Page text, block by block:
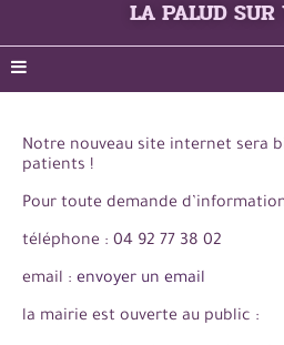
LA PALUD SUR
Notre nouveau site internet sera
patients !
Pour toute demande
téléphone : 04 92 77 38 02
email : envoyer un email
la mairie est ouverte au public :